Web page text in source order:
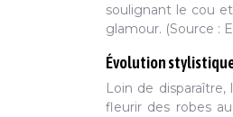
soulignant le cou
glamour. (Source :
Évolution
Loin de
fleurir des robes